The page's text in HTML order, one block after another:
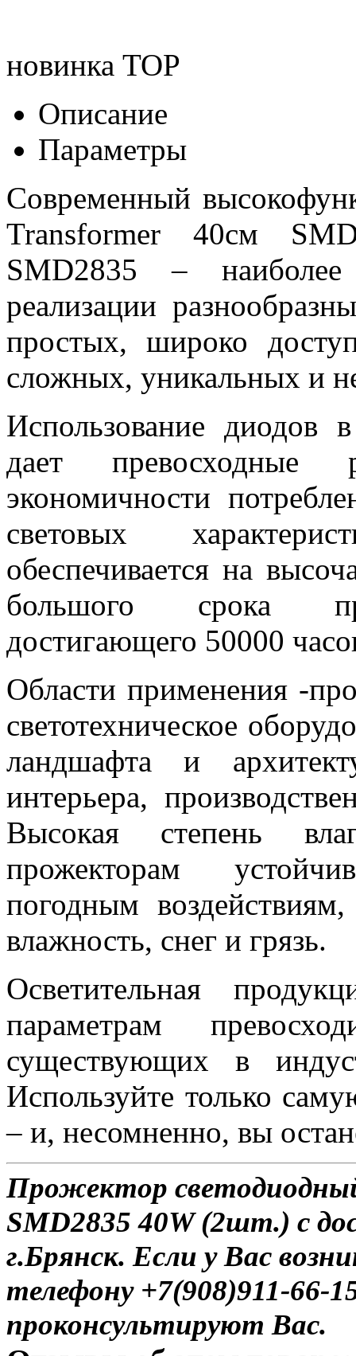
новинка TOP
Описание
Параметры
Современный
Transformer 40см
SMD2835 –
реализации
простых, широко
сложных, уникальных и
Использование диодов
дает
экономичности
световых
обеспечивается на
большого срока
достигающего 50000
Области применения -
светотехническое
ландшафта и
интерьера,
Высокая степень
прожекторам
погодным
влажность, снег и грязь.
Осветительная
параметрам
существующих в
Используйте только
– и, несомненно, вы
Прожектор
SMD2835 40W (2шт.) с
г.Брянск. Если у Вас
телефону +7(908)911-
проконсультируют Вас.